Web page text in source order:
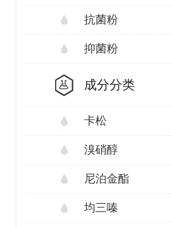
抗菌粉
抑菌粉
成分分类
卡松
溴硝醇
尼泊金酯
均三嗪